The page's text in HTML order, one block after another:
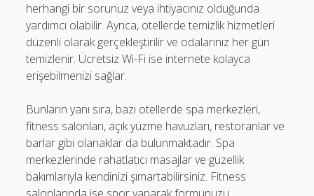
herhangi bir sorunuz veya ihtiyacınız olduğunda
yardımcı olabilir. Ayrıca, otellerde temizlik hizmetleri
düzenli olarak gerçekleştirilir ve odalarınız her gün
temizlenir. Ücretsiz Wi-Fi ise internete kolayca
erişebilmenizi sağlar.
Bunların yanı sıra, bazı otellerde spa merkezleri,
fitness salonları, açık yüzme havuzları, restoranlar ve
barlar gibi olanaklar da bulunmaktadır. Spa
merkezlerinde rahatlatıcı masajlar ve güzellik
bakımlarıyla kendinizi şımartabilirsiniz. Fitness